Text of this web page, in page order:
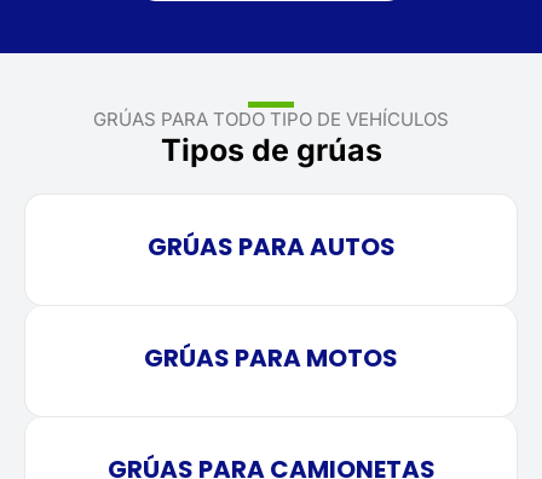
GRÚAS PARA TODO TIPO DE VEHÍCULOS
Tipos de grúas
GRÚAS PARA AUTOS
GRÚAS PARA MOTOS
GRÚAS PARA CAMIONETAS